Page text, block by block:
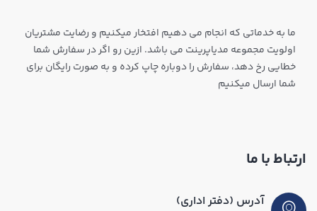
ما به خدماتی که انجام می دهیم افتخار میکنیم و رضایت مشتریان
اولویت مجموعه مدیاپرینت می باشد. ازین رو اگر در سفارش شما
خطایی رخ دهد، سفارش را دوباره چاپ کرده و به صورت رایگان برای
شما ارسال میکنیم
ارتباط با ما
آدرس (دفتر اداری)